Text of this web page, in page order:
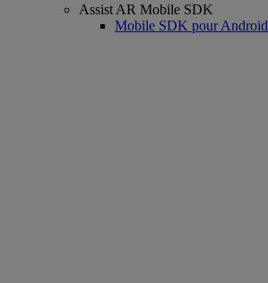
Assist AR Mobile SDK
Mobile SDK pour Android